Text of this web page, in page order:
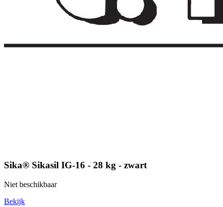
Sika® Sikasil IG-16 - 28 kg - zwart
Niet beschikbaar
Bekijk